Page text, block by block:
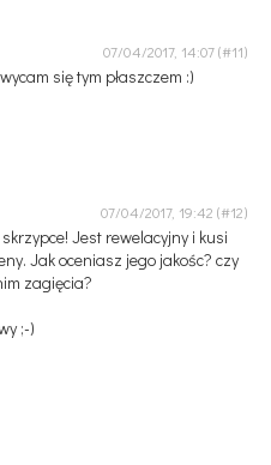
07/04/2017, 14:07
się tym płaszczem :)
07/04/2017, 19:42
Jest rewelacyjny i kusi
Jak oceniasz jego jakośc? czy
zagięcia?
;-)